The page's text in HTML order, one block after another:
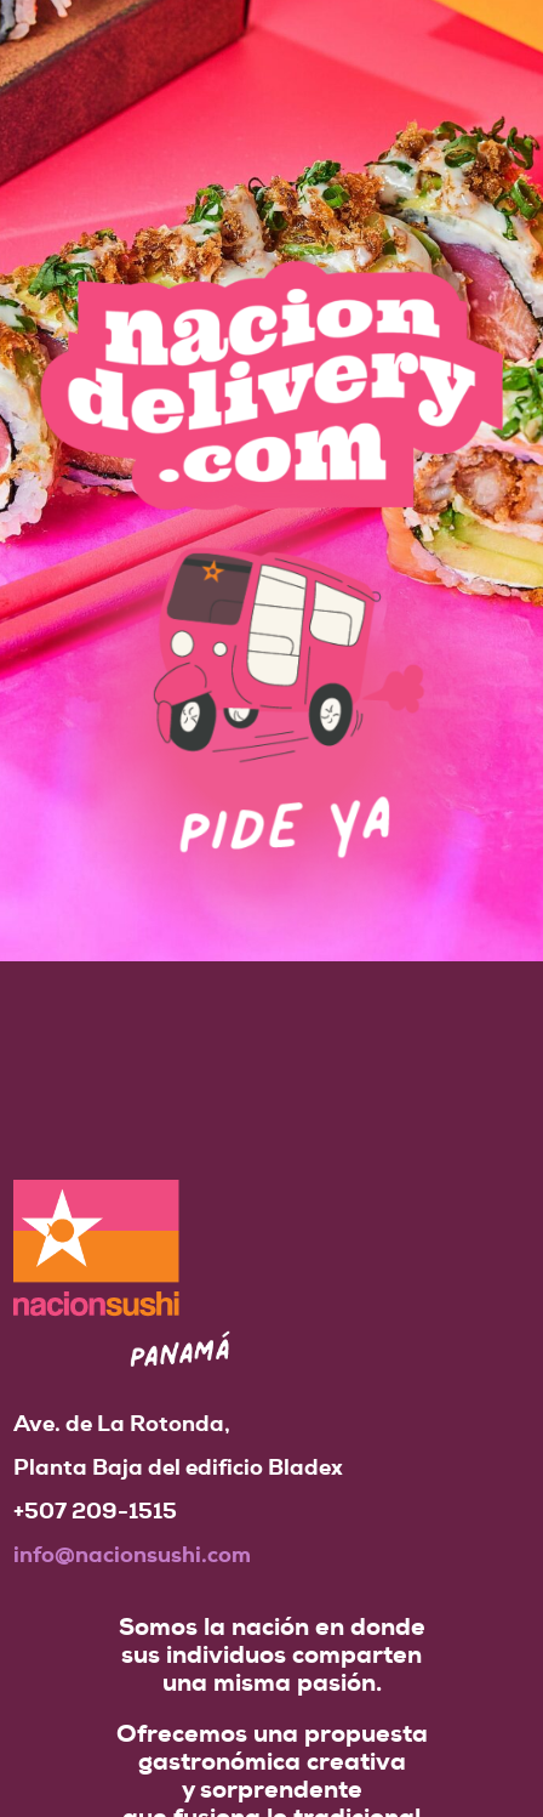
Ave. de La Rotonda,
Planta Baja del edificio Bladex
+507 209-1515
info@nacionsushi.com
Somos la nación en donde
sus individuos comparten
una misma pasión.
Ofrecemos una propuesta
gastronómica creativa
y sorprendente